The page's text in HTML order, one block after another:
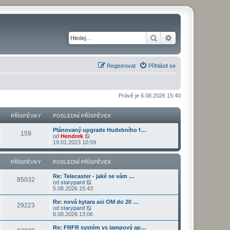
Hledat
Přihlásit se
Registrovat
Právě je 6.08.2026 15:40
PŘÍSPĚVKY POSLEDNÍ PŘÍSPĚVEK
159
Plánovaný upgrade Hudebního f…
od Hendrek
o
b
r
a
p
o
s
l
e
d
n
í
19.01.2023 10:59
PŘÍSPĚVKY POSLEDNÍ PŘÍSPĚVEK
85032
Re: Telecaster - jaké se vám …
od starypard
o
b
r
z
t
5.08.2026 15:43
29223
Re: nová kytara asi OM do 20 …
od starypard
o
b
r
6.08.2026 13:06
Re: FRFR systém vs lampový ap…